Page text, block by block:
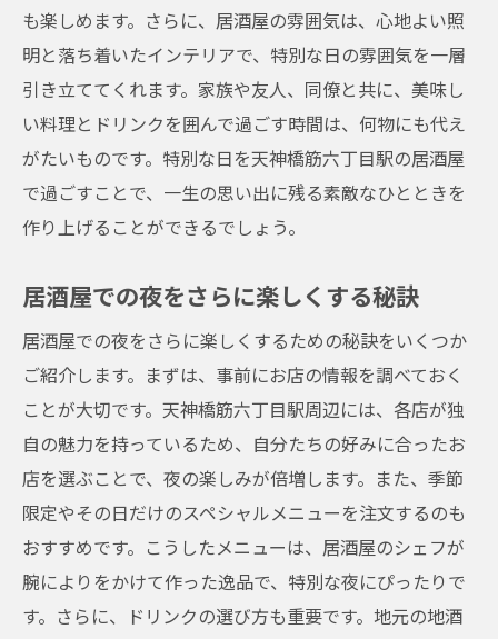
も楽しめます。さらに、居酒屋の雰囲気は、心地よい照
明と落ち着いたインテリアで、特別な日の雰囲気を一層
引き立ててくれます。家族や友人、同僚と共に、美味し
い料理とドリンクを囲んで過ごす時間は、何物にも代え
がたいものです。特別な日を天神橋筋六丁目駅の居酒屋
で過ごすことで、一生の思い出に残る素敵なひとときを
作り上げることができるでしょう。
居酒屋での夜をさらに楽しくする秘訣
居酒屋での夜をさらに楽しくするための秘訣をいくつか
ご紹介します。まずは、事前にお店の情報を調べておく
ことが大切です。天神橋筋六丁目駅周辺には、各店が独
自の魅力を持っているため、自分たちの好みに合ったお
店を選ぶことで、夜の楽しみが倍増します。また、季節
限定やその日だけのスペシャルメニューを注文するのも
おすすめです。こうしたメニューは、居酒屋のシェフが
腕によりをかけて作った逸品で、特別な夜にぴったりで
す。さらに、ドリンクの選び方も重要です。地元の地酒